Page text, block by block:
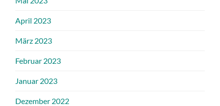
April 2023
März 2023
Februar 2023
Januar 2023
Dezember 2022